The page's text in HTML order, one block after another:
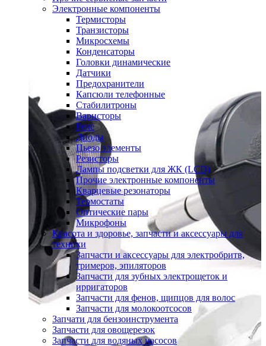
Электронные компоненты
Термисторы
Транзисторы
Микросхемы
Конденсаторы
Головки динамические
Датчики
Предохранители
Капсюли телефонные
Стабилитроны
Варисторы
Реле
Диоды
Пьезо элементы
Резисторы
Лампы подсветки для ЖК (LCD)
Прочие электронные компоненты
Кварцевые резонаторы
Термостаты
Оптические пары
Микрофоны
Красота и здоровье, запчасти и аксессуары для
техники
Запчасти и аксессуары для электробритв,
тримеров, эпиляторов
Запчасти для зубных электрощеток и
ирригаторов
Запчасти для фенов, щипцов для волос
Запчасти для молокоотсосов
Запчати для бензоинструмента
Запчасти для овощерезок
Запчасти для водяных насосов